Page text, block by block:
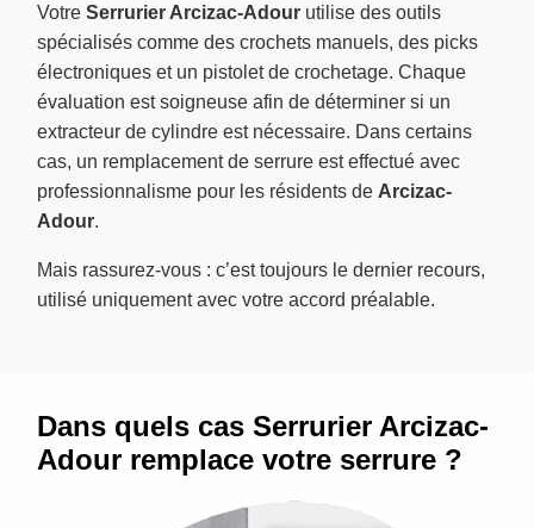
Votre Serrurier Arcizac-Adour utilise des outils
spécialisés comme des crochets manuels, des picks
électroniques et un pistolet de crochetage. Chaque
évaluation est soigneuse afin de déterminer si un
extracteur de cylindre est nécessaire. Dans certains
cas, un remplacement de serrure est effectué avec
professionnalisme pour les résidents de Arcizac-
Adour.
Mais rassurez-vous : c’est toujours le dernier recours,
utilisé uniquement avec votre accord préalable.
Dans quels cas Serrurier Arcizac-
Adour remplace votre serrure ?